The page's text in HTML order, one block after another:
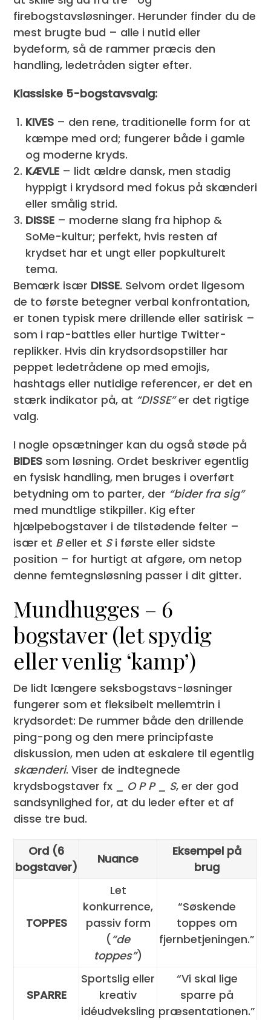
firebogstavsløsninger. Herunder finder du de
mest brugte bud – alle i nutid eller
bydeform, så de rammer præcis den
handling, ledetråden sigter efter.
Klassiske 5-bogstavsvalg:
KIVES – den rene, traditionelle form for at
kæmpe med ord; fungerer både i gamle
og moderne kryds.
KÆVLE – lidt ældre dansk, men stadig
hyppigt i krydsord med fokus på skænderi
eller smålig strid.
DISSE – moderne slang fra hiphop &
SoMe-kultur; perfekt, hvis resten af
krydset har et ungt eller popkulturelt
tema.
Bemærk især DISSE. Selvom ordet ligesom
de to første betegner verbal konfrontation,
er tonen typisk mere drillende eller satirisk –
som i rap-battles eller hurtige Twitter-
replikker. Hvis din krydsordsopstiller har
peppet ledetrådene op med emojis,
hashtags eller nutidige referencer, er det en
stærk indikator på, at “DISSE”er det rigtige
valg.
I nogle opsætninger kan du også støde på
BIDES som løsning. Ordet beskriver egentlig
en fysisk handling, men bruges i overført
betydning om to parter, der “bider fra sig”
med mundtlige stikpiller. Kig efter
hjælpebogstaver i de tilstødende felter –
især et Beller et Si første eller sidste
position – for hurtigt at afgøre, om netop
denne femtegnsløsning passer i dit gitter.
Mundhugges – 6
bogstaver (let spydig
eller venlig ‘kamp’)
De lidt længere seksbogstavs-løsninger
fungerer som et fleksibelt mellemtrin i
krydsordet: De rummer både den drillende
ping-pong og den mere principfaste
diskussion, men uden at eskalere til egentlig
skænderi. Viser de indtegnede
krydsbogstaver fx _ O P P _ S, er der god
sandsynlighed for, at du leder efter et af
disse tre bud.
Ord (6
bogstaver)
Nuance
Eksempel på
brug
TOPPES
Let
konkurrence,
passiv form
(“de
toppes”)
“Søskende
toppes om
fjernbetjeningen.”
SPARRE
Sportslig eller
kreativ
idéudveksling
“Vi skal lige
sparre på
præsentationen.”